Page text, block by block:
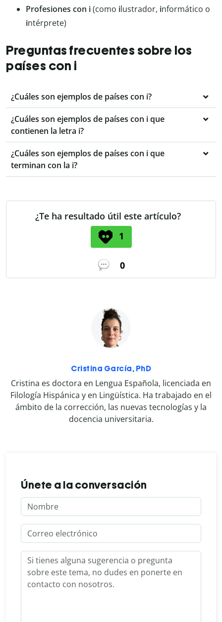
Profesiones con i(como ilustrador, informático o
intérprete)
Preguntas frecuentes sobre los
países con i
¿Cuáles son ejemplos de países con i?
¿Cuáles son ejemplos de países con i que
contienen la letra i?
¿Cuáles son ejemplos de países con i que
terminan con la i?
¿Te ha resultado útil este artículo?
1
0
Cristina García, PhD
Cristina es doctora en Lengua Española, licenciada en
Filología Hispánica y en Lingüística. Ha trabajado en el
ámbito de la corrección, las nuevas tecnologías y la
docencia universitaria.
Únete a la conversación